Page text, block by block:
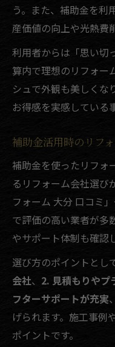
う。また、補助金を利
産価値の向上や光熱費
利用者からは「思い切
算内で理想のリフォー
シュで外観も美しくな
お得感を実感している
補助金活用時のリフ
補助金を使ったリフォ
るリフォーム会社選び
フォーム 大分 口コミ
で評価の高い業者が多
やサポート体制も確認
選び方のポイントとして
会社、 2. 見積もりやプ
フターサポートが充実、
げられます。施工事例
ポイントです。